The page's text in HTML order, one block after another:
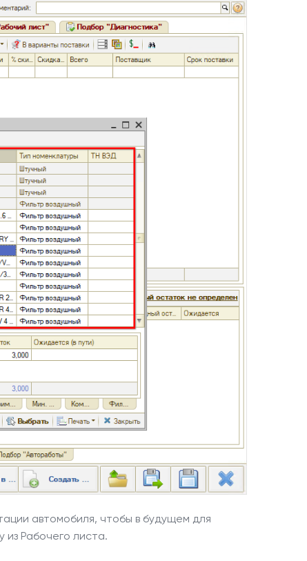
автомобиля, чтобы в будущем для
из Рабочего листа.